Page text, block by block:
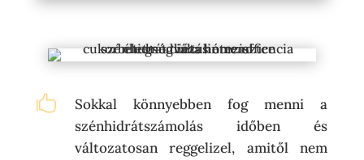

Sokkal könnyebben fog menni a
szénhidrátszámolás időben és
változatosan reggelizel, amitől nem